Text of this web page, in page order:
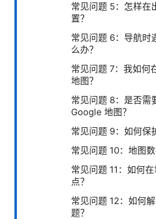
常见问题 5：怎样在
置？
常见问题 6：导航时
么办？
常见问题 7：我如何
地图？
常见问题 8：是否需
Google 地图？
常见问题 9：如何保
常见问题 10：地图
常见问题 11：如何
点？
常见问题 12：如何
题？